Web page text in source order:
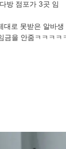
방 점포가 3곳 임
대로 못받은 알바생
금을 안줌ㅋㅋㅋㅋ